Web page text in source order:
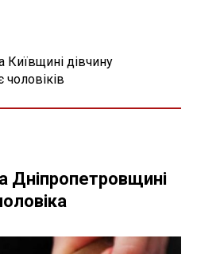
Київщині дівчину
чоловіків
Дніпропетровщині